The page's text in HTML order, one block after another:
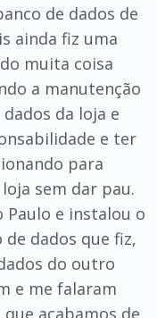
de dados de
ainda fiz uma
muita coisa
a manutenção
da loja e
e ter
para
sem dar pau.
Paulo e instalou o
dados que fiz,
do outro
e me falaram
acabamos de